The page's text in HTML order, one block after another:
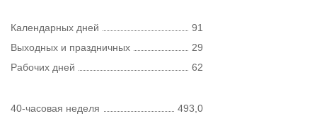
Календарных дней
91
Выходных и праздничных
29
Рабочих дней
62
40-часовая неделя
493,0